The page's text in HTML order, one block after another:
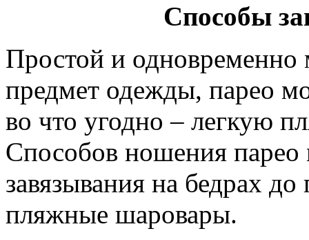
Способы
Простой и
предмет одежды, парео
во что угодно – легкую
Способов ношения парео
завязывания на бедрах
пляжные шаровары.